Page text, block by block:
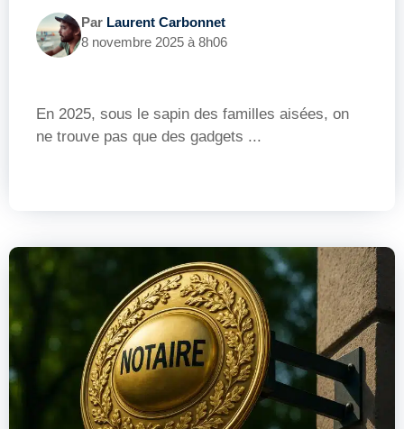
Par Laurent Carbonnet
8 novembre 2025 à 8h06
En 2025, sous le sapin des familles aisées, on
ne trouve pas que des gadgets ...